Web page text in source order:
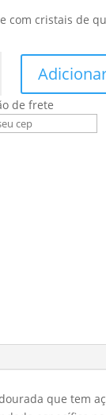
com cristais de
de frete
que tem